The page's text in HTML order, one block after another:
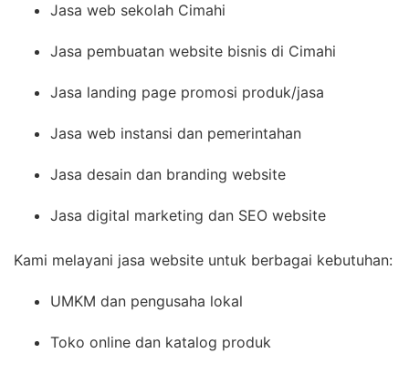
Jasa web sekolah Cimahi
Jasa pembuatan website bisnis di Cimahi
Jasa landing page promosi produk/jasa
Jasa web instansi dan pemerintahan
Jasa desain dan branding website
Jasa digital marketing dan SEO website
Kami melayani jasa website untuk berbagai kebutuhan:
UMKM dan pengusaha lokal
Toko online dan katalog produk